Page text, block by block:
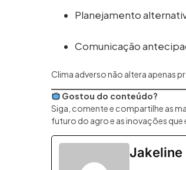
Planejamento
Comunicação
Clima adverso não altera apenas
Gostou do conteúdo?
Siga, comente e compartilhe as
futuro do agro e as inovações
Jakeline